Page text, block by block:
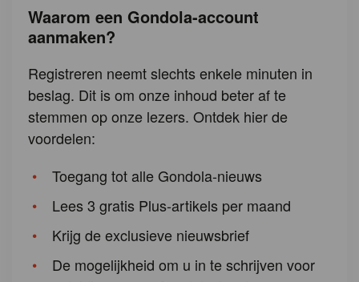
Waarom een Gondola-account
aanmaken?
Registreren neemt slechts enkele minuten in
beslag. Dit is om onze inhoud beter af te
stemmen op onze lezers. Ontdek hier de
voordelen:
Toegang tot alle Gondola-nieuws
Lees 3 gratis Plus-artikels per maand
Krijg de exclusieve nieuwsbrief
De mogelijkheid om u in te schrijven voor